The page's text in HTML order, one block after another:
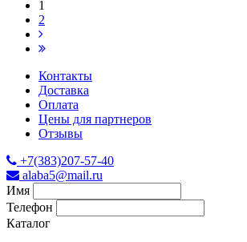
1
2
Контакты
Доставка
Оплата
Цены для партнеров
Отзывы
+7(383)207-57-40
alaba5@mail.ru
Имя
Телефон
Каталог